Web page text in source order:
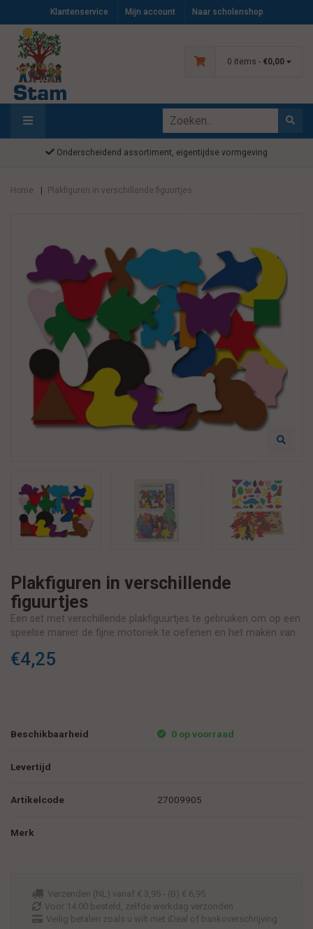
Klantenservice Mijn account Naar scholenshop
0 items - €0,00
Onderscheidend assortiment, eigentijdse vormgeving
Home Plakfiguren in verschillende figuurtjes
Plakfiguren in verschillende
figuurtjes
Een set met verschillende plakfiguurtjes te gebruiken om op een
speelse manier de fijne motoriek te oefenen en het maken van
€4,25
Beschikbaarheid 0 op voorraad
Levertijd
Artikelcode 27009905
Merk
Verzenden (NL) vanaf € 3,95 - (B) € 6,95
Voor 14:00 besteld, zelfde werkdag verzonden
Veilig betalen zoals u wilt met iDeal of bankoverschrijving